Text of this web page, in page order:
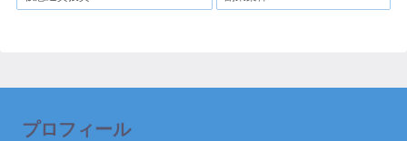
プロフィール